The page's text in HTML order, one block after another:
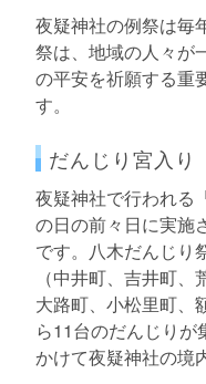
夜疑神社の例祭は毎
祭は、地域の人々が
の平安を祈願する重
す。
だんじり宮入り
夜疑神社で行われる
の日の前々日に実施
です。八木だんじり
（中井町、吉井町
大路町、小松里町、
ら11台のだんじりが
かけて夜疑神社の境